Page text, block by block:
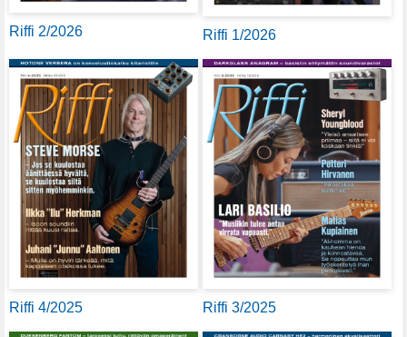
Riffi 2/2026 Riffi 1/2026
Riffi 4/2025 Riffi 3/2025